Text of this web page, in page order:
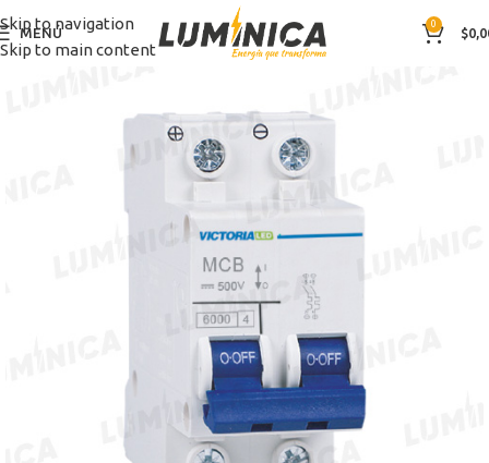
Skip to navigation
Skip to main content
MENÚ
0
$